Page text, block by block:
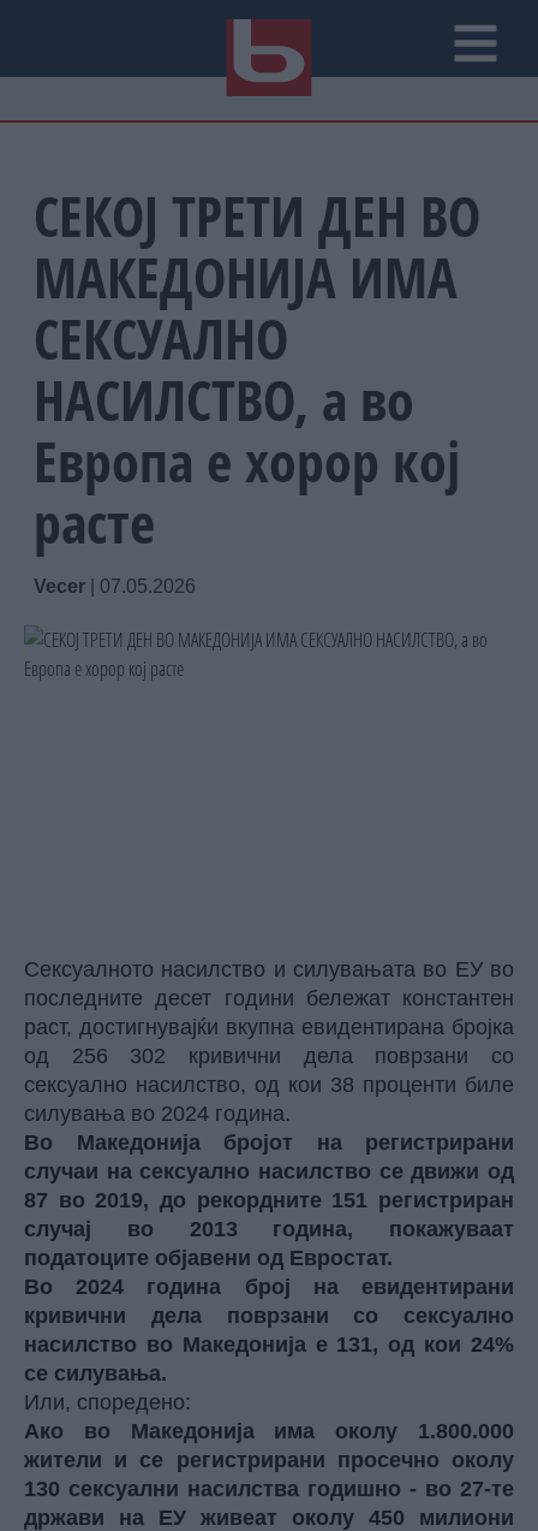
СЕКОЈ ТРЕТИ ДЕН ВО
МАКЕДОНИЈА ИМА
СЕКСУАЛНО
НАСИЛСТВО, а во
Европа е хорор кој
расте
Vecer 07.05.2026
Сексуалното насилство и силувањата во ЕУ во
последните десет години бележат константен
раст, достигнувајќи вкупна евидентирана бројка
од 256 302 кривични дела поврзани со
сексуално насилство, од кои 38 проценти биле
силувања во 2024 година.
Во Македонија бројот на регистрирани
случаи на сексуално насилство се движи од
87 во 2019, до рекордните 151 регистриран
случај во 2013 година, покажуваат
податоците објавени од Евростат.
Во 2024 година број на евидентирани
кривични дела поврзани со сексуално
насилство во Македонија е 131, од кои 24%
се силувања.
Или, споредено:
Ако во Македонија има околу 1.800.000
жители и се регистрирани просечно околу
130 сексуални насилства годишно - во 27-те
држави на ЕУ живеат околу 450 милиони